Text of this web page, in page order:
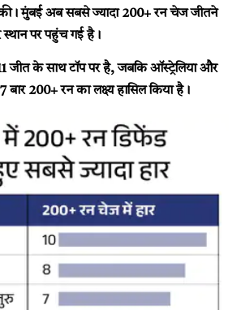
मुंबई अब सबसे ज्यादा 200+ रन चेज जीतने
स्थान पर पहुंच गई है।
जीत के साथ टॉप पर है, जबकि ऑस्ट्रेलिया और
200+ रन का लक्ष्य हासिल किया है।